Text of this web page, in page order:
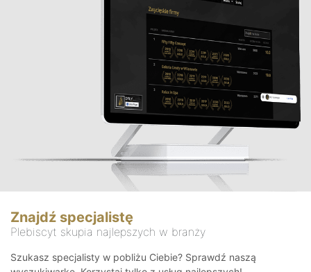
Znajdź specjalistę
Plebiscyt skupia najlepszych w branży
Szukasz specjalisty w pobliżu Ciebie? Sprawdź naszą